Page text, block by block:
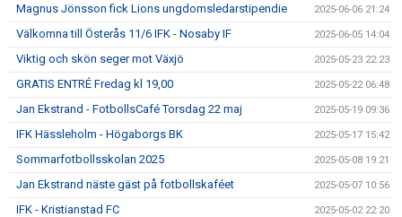
Magnus Jönsson fick Lions ungdomsledarstipendie 2025-06-06 21:24
Välkomna till Österås 11/6 IFK - Nosaby IF 2025-06-05 14:04
Viktig och skön seger mot Växjö 2025-05-23 22:23
GRATIS ENTRÉ Fredag kl 19,00 2025-05-22 06:48
Jan Ekstrand - FotbollsCafé Torsdag 22 maj 2025-05-19 09:36
IFK Hässleholm - Högaborgs BK 2025-05-17 15:42
Sommarfotbollsskolan 2025 2025-05-08 19:21
Jan Ekstrand näste gäst på fotbollskaféet 2025-05-07 10:56
IFK - Kristianstad FC 2025-05-02 22:20